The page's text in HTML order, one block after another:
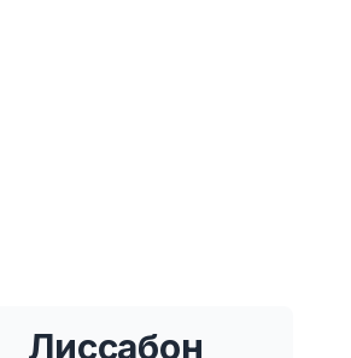
Лиссабон